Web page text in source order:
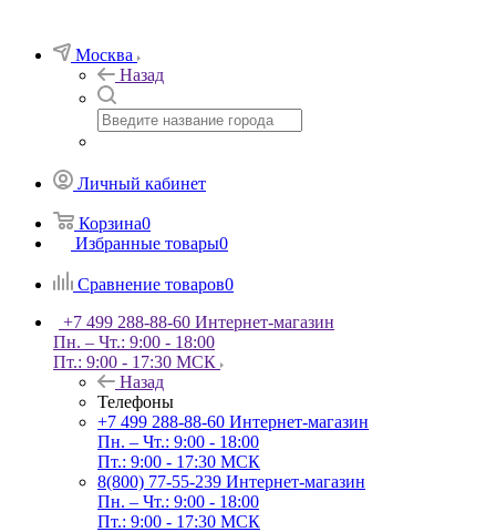
Москва
Назад
Личный кабинет
Корзина0
Избранные товары0
Сравнение товаров0
+7 499 288-88-60 Интернет-магазин
Пн. – Чт.: 9:00 - 18:00
Пт.: 9:00 - 17:30 МСК
Назад
Телефоны
+7 499 288-88-60 Интернет-магазин
Пн. – Чт.: 9:00 - 18:00
Пт.: 9:00 - 17:30 МСК
8(800) 77-55-239 Интернет-магазин
Пн. – Чт.: 9:00 - 18:00
Пт.: 9:00 - 17:30 МСК